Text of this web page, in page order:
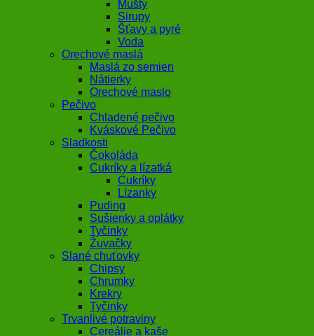
Mušty
Sirupy
Šťavy a pyré
Voda
Orechové maslá
Maslá zo semien
Nátierky
Orechové maslo
Pečivo
Chladené pečivo
Kváskové Pečivo
Sladkosti
Čokoláda
Cukríky a lízatká
Cukríky
Lízanky
Puding
Sušienky a oplátky
Tyčinky
Žuvačky
Slané chuťovky
Chipsy
Chrumky
Krekry
Tyčinky
Trvanlivé potraviny
Cereálie a kaše